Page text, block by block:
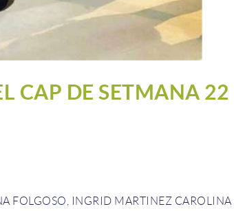
CAP DE SETMANA 22
FOLGOSO INGRID MARTINEZ CAROLINA